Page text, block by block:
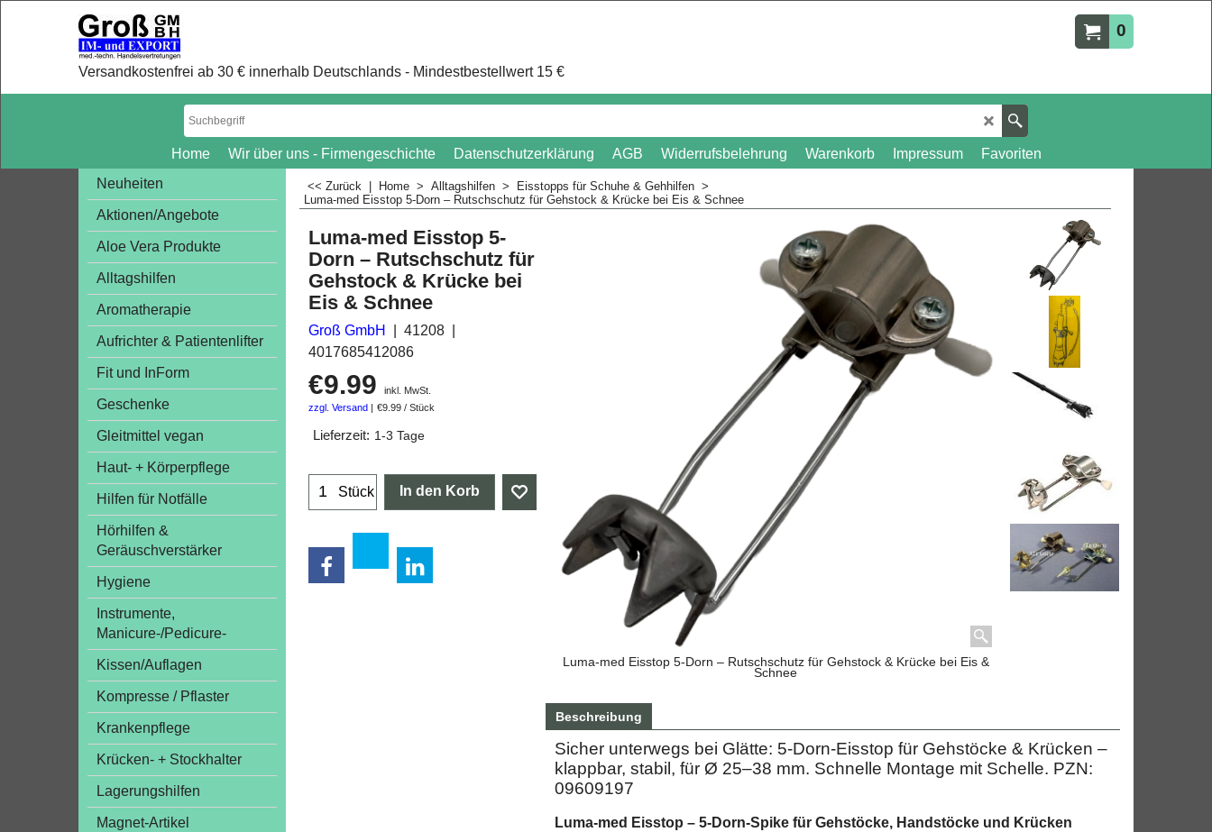
0
Versandkostenfrei ab 30 € innerhalb Deutschlands - Mindestbestellwert 15 €
Home Wir über uns - Firmengeschichte Datenschutzerklärung AGB Widerrufsbelehrung Warenkorb Impressum
Favoriten
Neuheiten
Aktionen/Angebote
Aloe Vera Produkte
Alltagshilfen
Aromatherapie
Aufrichter & Patientenlifter
Fit und InForm
Geschenke
Gleitmittel vegan
Haut- + Körperpflege
Hilfen für Notfälle
Hörhilfen &
Geräuschverstärker
Hygiene
Instrumente,
Manicure-/Pedicure-
Kissen/Auflagen
Kompresse / Pflaster
Krankenpflege
Krücken- + Stockhalter
Lagerungshilfen
Magnet-Artikel
<< Zurück Home > Alltagshilfen > Eisstopps für Schuhe & Gehhilfen >
Luma-med Eisstop 5-Dorn – Rutschschutz für Gehstock & Krücke bei Eis & Schnee
Luma-med Eisstop 5-Dorn – Rutschschutz für Gehstock & Krücke bei Eis &
Schnee
Luma-med Eisstop 5-
Dorn – Rutschschutz für
Gehstock & Krücke bei
Eis & Schnee
Groß GmbH
41208
4017685412086
€9.99
inkl. MwSt.
zzgl. Versand
€9.99 / Stück
Lieferzeit: 1-3 Tage
Stück In den Korb
Beschreibung
Sicher unterwegs bei Glätte: 5-Dorn-Eisstop für Gehstöcke & Krücken –
klappbar, stabil, für Ø 25–38 mm. Schnelle Montage mit Schelle. PZN:
09609197
Luma-med Eisstop – 5-Dorn-Spike für Gehstöcke, Handstöcke und Krücken